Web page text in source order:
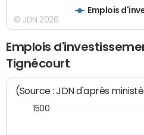
Emplois
© JDN 2026
Emplois
Tignécourt
(Source : JDN d'après
1500